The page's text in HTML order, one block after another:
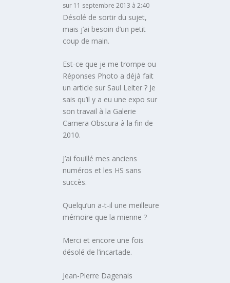
sur 11 septembre 2013 à 2:40
Désolé de sortir du sujet,
mais j’ai besoin d’un petit
coup de main.
Est-ce que je me trompe ou
Réponses Photo a déjà fait
un article sur Saul Leiter ? Je
sais qu’il y a eu une expo sur
son travail à la Galerie
Camera Obscura à la fin de
2010.
J’ai fouillé mes anciens
numéros et les HS sans
succès.
Quelqu’un a-t-il une meilleure
mémoire que la mienne ?
Merci et encore une fois
désolé de l’incartade.
Jean-Pierre Dagenais